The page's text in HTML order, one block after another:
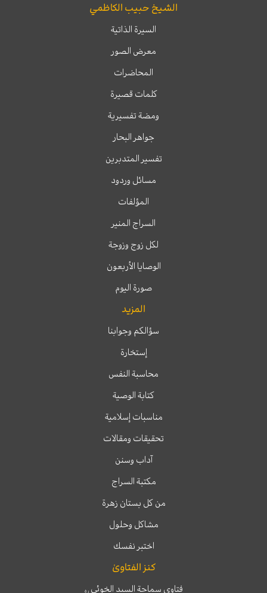
الشيخ حبيب الكاظمي
السيرة الذاتية
معرض الصور
المحاضرات
كلمات قصيرة
ومضة تفسيرية
جواهر البحار
تفسير المتدبرين
مسائل وردود
المؤلفات
السراج المنير
لكل زوج وزوجة
الوصايا الأربعون
صورة اليوم
المزيد
سؤالكم وجوابنا
إستخارة
محاسبة النفس
كتابة الوصية
مناسبات إسلامية
تحقيقات ومقالات
آداب وسنن
مكتبة السراج
من كل بستان زهرة
مشاكل وحلول
اختبر نفسك
كنز الفتاوىٰ
فتاوى سماحة السيد الخوئيره